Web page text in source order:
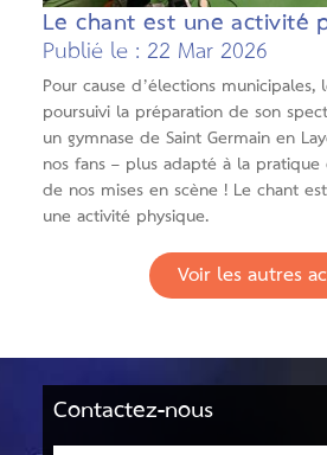
Le chant est une activité
Publié le : 22 Mar 2026
Pour cause d’élections
poursuivi la préparation de son
un gymnase de Saint Germain en
nos fans – plus adapté à la pratique
de nos mises en scène ! Le chant
une activité physique.
Voir les autres
Contactez-nous